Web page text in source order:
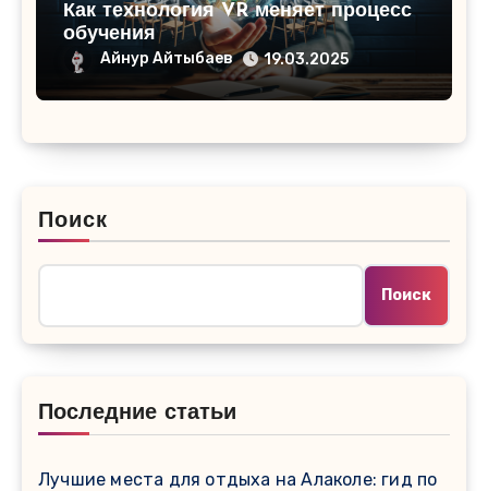
Как технология VR меняет процесс
обучения
Айнур Айтыбаев 19.03.2025
Поиск
Поиск
Последние статьи
Лучшие места для отдыха на Алаколе: гид по